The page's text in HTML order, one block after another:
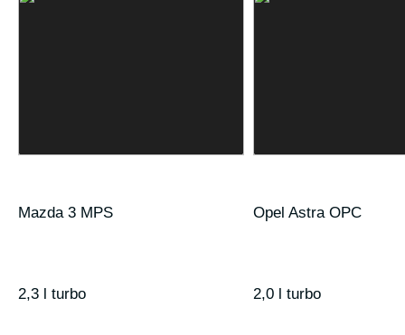
Mazda 3 MPS Opel Astra OPC
2,3 l turbo 2,0 l turbo